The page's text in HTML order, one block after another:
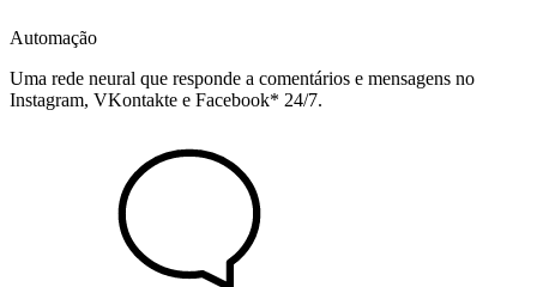
Automação
Uma rede neural que responde a comentários e mensagens no
Instagram, VKontakte e Facebook* 24/7.